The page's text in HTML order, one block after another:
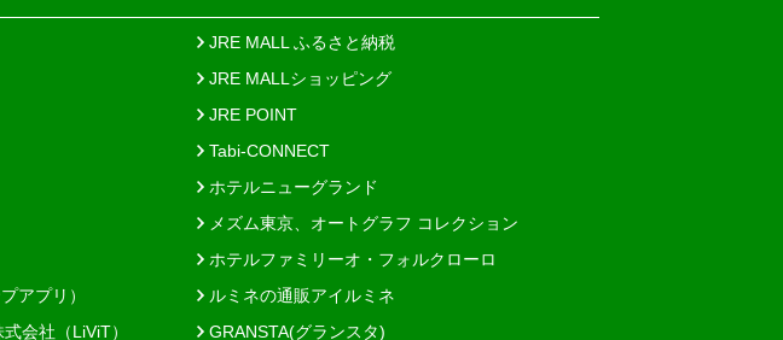
JRE MALL ふるさと納税
JRE MALLショッピング
JRE POINT
Tabi-CONNECT
ホテルニューグランド
メズム東京、オートグラフ コレクション
ホテルファミリーオ・フォルクローロ
アプリ）
ルミネの通販アイルミネ
会社（LiViT） GRANSTA(グランスタ)